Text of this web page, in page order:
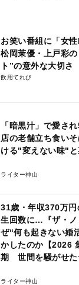
お笑い番組に「女
松岡茉優・上戸彩
ト”の意外な大切さ
飲用てれび
「暗黒汁」で愛さ
店の老舗立ち食い
ける"変えない味"
ライター神山
31歳・年収370万
生回数に…『ザ・ノ
ぜ“何も起きない婚
かしたのか【2026
期 世間を騒がせた
ライター神山